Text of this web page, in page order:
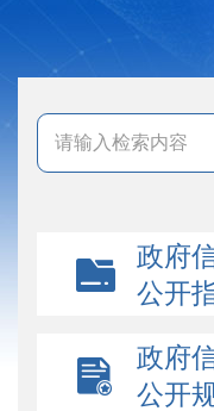
政府
公开
政府
公开